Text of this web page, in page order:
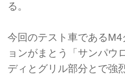
る。
今回のテスト車である
ョンがまとう「サンパウ
ディとグリル部分とで強